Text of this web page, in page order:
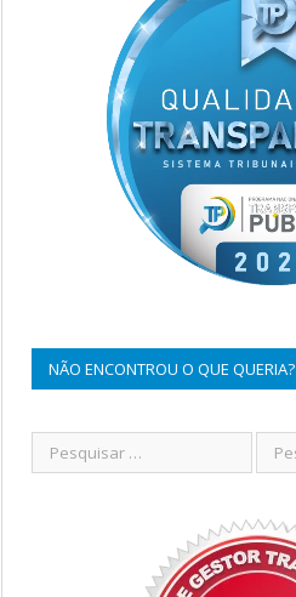
NÃO ENCONTROU O QUE QUERIA?